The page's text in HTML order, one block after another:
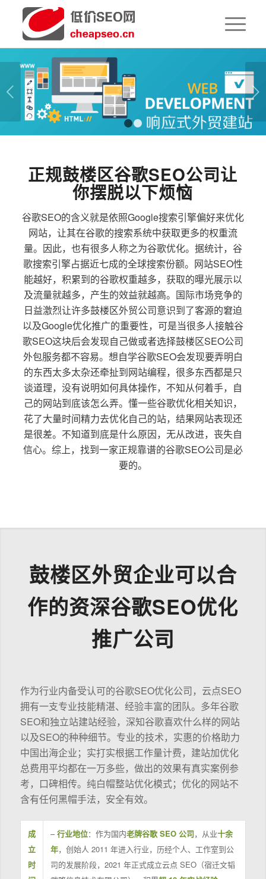
下一页
1 2
正规鼓楼区谷歌SEO公司让
你摆脱以下烦恼
谷歌SEO的含义就是依照Google搜索引擎偏好来优化
网站，让其在谷歌的搜索系统中获取更多的权重流
量。因此，也有很多人称之为谷歌优化。据统计，谷
歌搜索引擎占据近七成的全球搜索份额。网站SEO性
能越好，积累到的谷歌权重越多，获取的曝光展示以
及流量就越多，产生的效益就越高。国际市场竞争的
日益激烈让许多鼓楼区外贸公司意识到了客源的窘迫
以及Google优化推广的重要性，可是当很多人接触谷
歌SEO这块后会发现自己做或者选择鼓楼区SEO公司
外包服务都不容易。想自学谷歌SEO会发现要弄明白
的东西太多太杂还牵扯到网站编程，很多东西都是只
谈道理，没有说明如何具体操作，不知从何着手，自
己的网站到底该怎么弄。懂一些谷歌优化相关知识，
花了大量时间精力去优化自己的站，结果网站表现还
是很差。不知道到底是什么原因，无从改进，丧失自
信心。综上，找到一家正规靠谱的谷歌SEO公司是必
要的。
鼓楼区外贸企业可以合
作的资深谷歌SEO优化
推广公司
作为行业内备受认可的谷歌SEO优化公司，云点SEO
拥有一支专业技能精湛、经验丰富的团队。多年谷歌
SEO和独立站建站经验，深知谷歌喜欢什么样的网站
以及SEO的种种细节。专业的技术，实惠的价格助力
中国出海企业；实打实根据工作量计费，建站加优化
总费用平均都在一万多些，做出的效果有真实案例参
考，口碑相传。纯白帽整站优化模式；优化的网站不
含有任何黑帽手法，安全有效。
成
立
时
–行业地位：作为国内老牌谷歌 SEO 公司，从业十余
年，创始人 2011 年进入行业，历经个人、工作室到公
司的发展阶段，2021 年正式成立云点 SEO（宿迁文韬